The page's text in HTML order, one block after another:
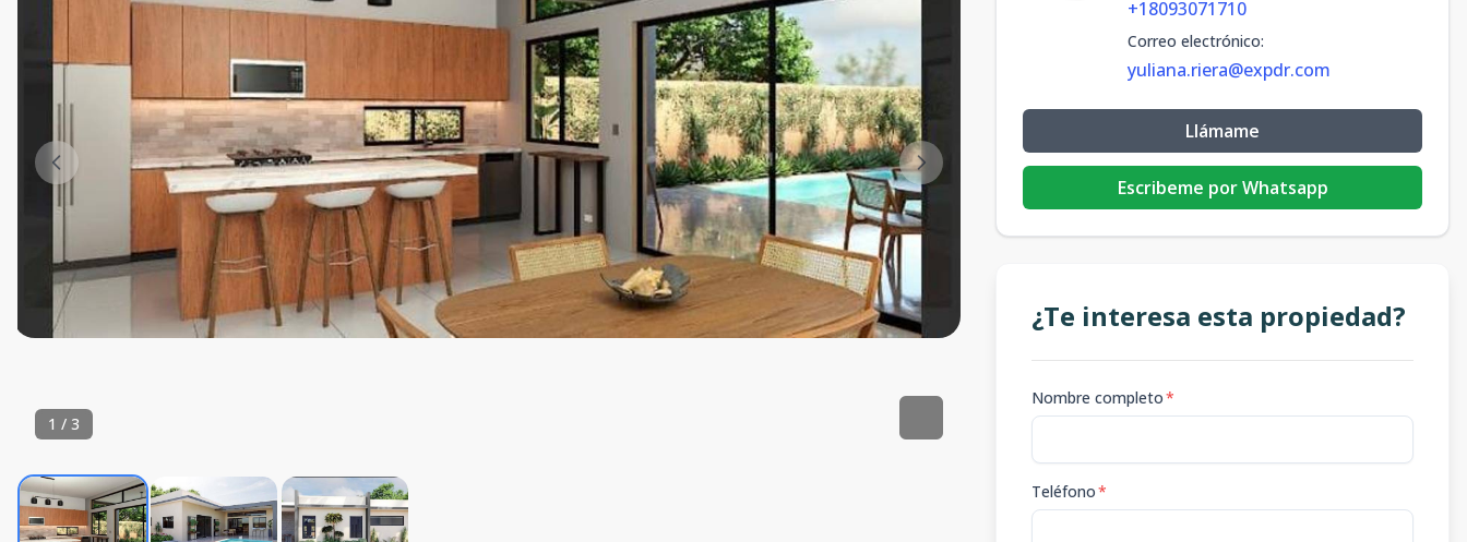
1 / 3
+18093071710
Correo electrónico:
yuliana.riera@expdr.com
Llámame
Escribeme por Whatsapp
¿Te interesa esta propiedad?
Nombre completo*
Teléfono*